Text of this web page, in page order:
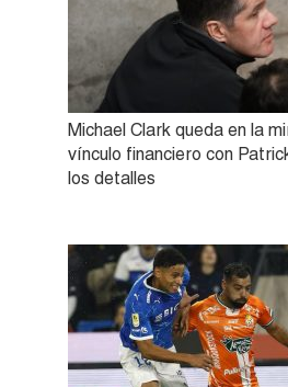
Michael Clark queda en la
vínculo financiero con
los detalles